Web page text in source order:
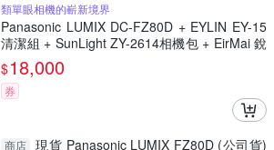
類單眼相機的嶄新境界
Panasonic LUMIX DC-FZ80D + EYLIN EY-15
清潔組 + SunLight ZY-2614相機包 + EirMai 銳
瑪 HD-100C電子除濕卡 FZ80D (公司貨)
$18,000
券
商店 現貨 Panasonic LUMIX FZ80D (公司貨)